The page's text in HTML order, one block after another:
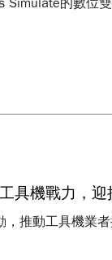
Simulate的數位
具機戰力，
推動工具機業